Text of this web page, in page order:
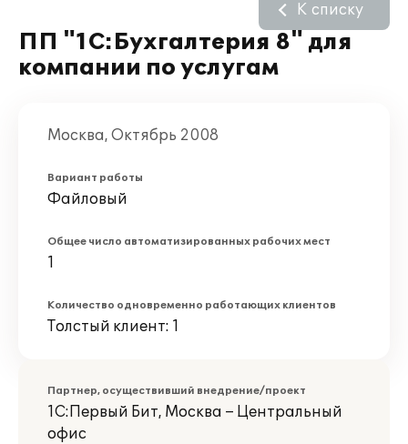
ПП "1С:Бухгалтерия 8" для
компании по услугам
К списку
Москва, Октябрь 2008
Вариант работы
Файловый
Общее число автоматизированных рабочих мест
1
Количество одновременно работающих клиентов
Толстый клиент: 1
Партнер, осуществивший внедрение/проект
1С:Первый Бит, Москва – Центральный
офис